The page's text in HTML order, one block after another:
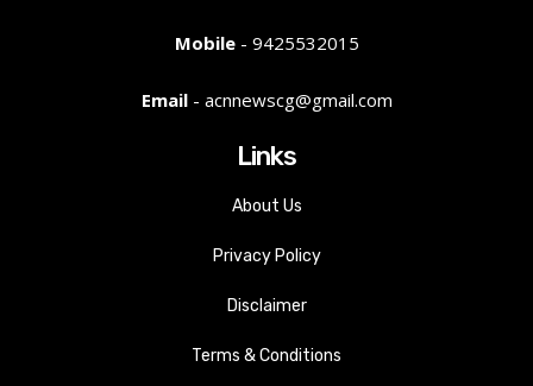
Mobile- 9425532015
Email- acnnewscg@gmail.com
Links
About Us
Privacy Policy
Disclaimer
Terms & Conditions